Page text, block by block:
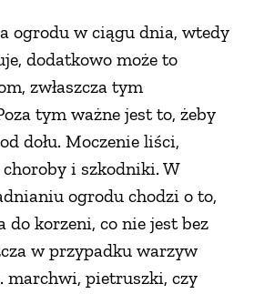
ogrodu w ciągu dnia, wtedy
dodatkowo może to
zwłaszcza tym
tym ważne jest to, żeby
dołu. Moczenie liści,
i szkodniki. W
ogrodu chodzi o to,
do korzeni, co nie jest bez
w przypadku warzyw
marchwi, pietruszki, czy